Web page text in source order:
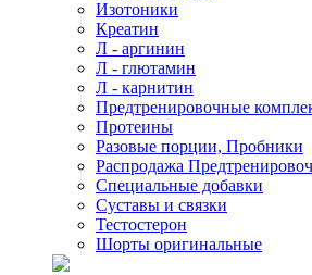
Изотоники
Креатин
Л - аргинин
Л - глютамин
Л - карнитин
Предтренировочные
Протеины
Разовые порции, Пробники
Распродажа
Специальные добавки
Суставы и связки
Тестостерон
Шорты оригинальные